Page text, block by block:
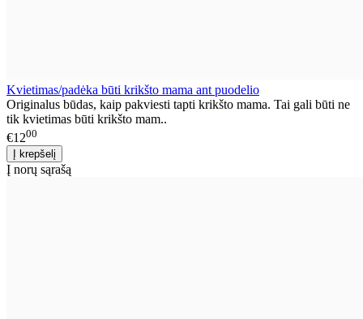
Kvietimas/padėka būti krikšto mama ant puodelio
Originalus būdas, kaip pakviesti tapti krikšto mama. Tai gali būti ne
tik kvietimas būti krikšto mam..
€1200
Į norų sąrašą